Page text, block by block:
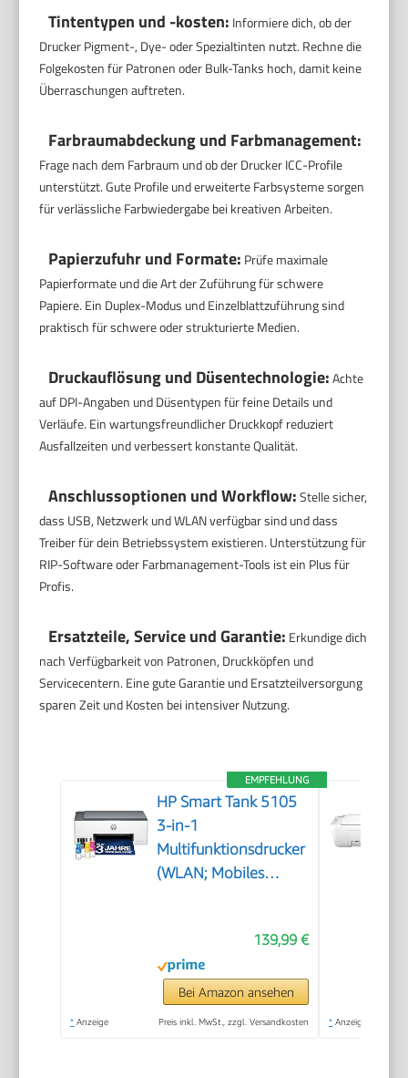
Tintentypen und -kosten: Informiere dich, ob der
Drucker Pigment-, Dye- oder Spezialtinten nutzt. Rechne die
Folgekosten für Patronen oder Bulk-Tanks hoch, damit keine
Überraschungen auftreten.
Farbraumabdeckung und Farbmanagement:
Frage nach dem Farbraum und ob der Drucker ICC-Profile
unterstützt. Gute Profile und erweiterte Farbsysteme sorgen
für verlässliche Farbwiedergabe bei kreativen Arbeiten.
Papierzufuhr und Formate: Prüfe maximale
Papierformate und die Art der Zuführung für schwere
Papiere. Ein Duplex-Modus und Einzelblattzuführung sind
praktisch für schwere oder strukturierte Medien.
Druckauflösung und Düsentechnologie:Achte
auf DPI-Angaben und Düsentypen für feine Details und
Verläufe. Ein wartungsfreundlicher Druckkopf reduziert
Ausfallzeiten und verbessert konstante Qualität.
Anschlussoptionen und Workflow:Stelle sicher,
dass USB, Netzwerk und WLAN verfügbar sind und dass
Treiber für dein Betriebssystem existieren. Unterstützung für
RIP-Software oder Farbmanagement-Tools ist ein Plus für
Profis.
Ersatzteile, Service und Garantie: Erkundige dich
nach Verfügbarkeit von Patronen, Druckköpfen und
Servicecentern. Eine gute Garantie und Ersatzteilversorgung
sparen Zeit und Kosten bei intensiver Nutzung.
EMPFEHLUNG
HP Smart Tank 5105
3-in-1
Multifunktionsdrucker
(WLAN; Mobiles
Jahre Garantie,
großer Tintentank,
hohe Reichweite,
Drucken in hoher
139,99 €
Bei Amazon ansehen
* Anzeige Preis inkl. MwSt., zzgl. Versandkosten * Anzeige